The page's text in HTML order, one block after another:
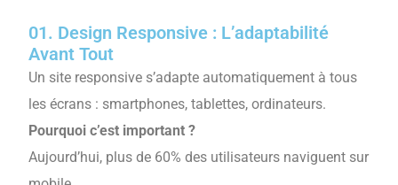
01. Design Responsive : L’adaptabilité
Avant Tout
Un site responsive s’adapte automatiquement à tous
les écrans : smartphones, tablettes, ordinateurs.
Pourquoi c’est important ?
Aujourd’hui, plus de 60% des utilisateurs naviguent sur